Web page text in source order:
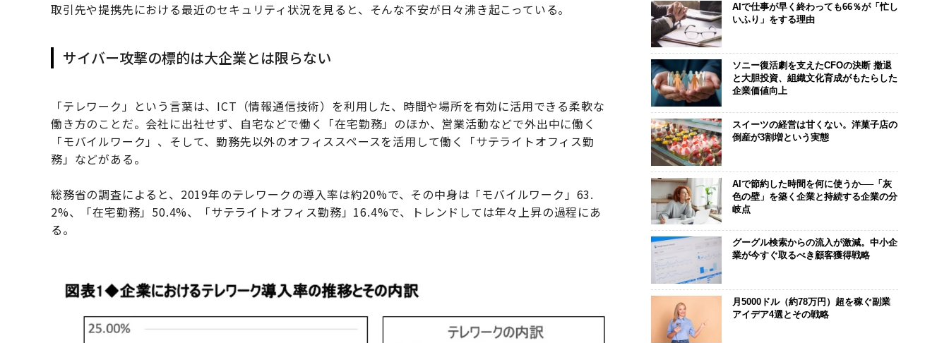
取引先や提携先における最近のセキュリティ状況を見ると、そんな不安が日々沸き起こっている。
サイバー攻撃の標的は大企業とは限らない
「テレワーク」という言葉は、ICT（情報通信技術）を利用した、時間や場所を有効に活用できる柔軟な
働き方のことだ。会社に出社せず、自宅などで働く「在宅勤務」のほか、営業活動などで外出中に働く
「モバイルワーク」、そして、勤務先以外のオフィススペースを活用して働く「サテライトオフィス勤
務」などがある。
総務省の調査によると、2019年のテレワークの導入率は約20%で、その中身は「モバイルワーク」63.
2%、「在宅勤務」50.4%、「サテライトオフィス勤務」16.4%で、トレンドしては年々上昇の過程にあ
る。
AIで仕事が早く終わっても66％が「忙し
いふり」をする理由
ソニー復活劇を支えたCFOの決断 撤退
と大胆投資、組織文化育成がもたらした
企業価値向上
スイーツの経営は甘くない。洋菓子店の
倒産が3割増という実態
AIで節約した時間を何に使うか──「灰
色の壁」を築く企業と持続する企業の分
岐点
グーグル検索からの流入が激減。中小企
業が今すぐ取るべき顧客獲得戦略
月5000ドル（約78万円）超を稼ぐ副業
アイデア4選とその戦略